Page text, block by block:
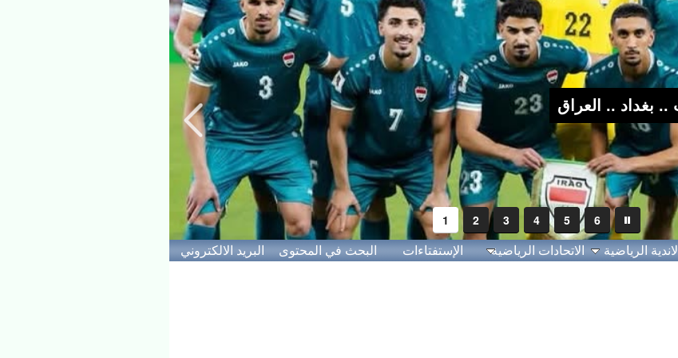
<>
1 2 3 4 5 6
الاندية الرياضية الاتحادات الرياضية الإستفتاءات البحث في المحتوى البريد الالكتروني